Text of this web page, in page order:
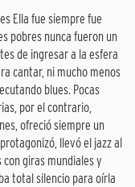
Ella fue siempre fue
pobres nunca fueron un
de ingresar a la esfera
cantar, ni mucho menos
blues. Pocas
por el contrario,
ofreció siempre un
llevó el jazz al
giras mundiales y
total silencio para oírla